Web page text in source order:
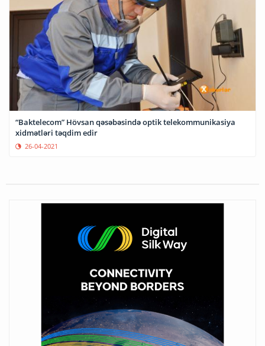
“Baktelecom” Hövsan qəsəbəsində optik telekommunikasiya
xidmətləri təqdim edir
26-04-2021